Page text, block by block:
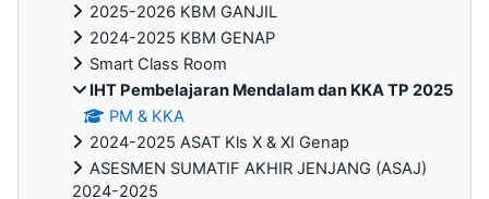
2025-2026 KBM GANJIL
2024-2025 KBM GENAP
Smart Class Room
IHT Pembelajaran Mendalam dan KKA TP 2025
PM & KKA
2024-2025 ASAT Kls X & XI Genap
ASESMEN SUMATIF AKHIR JENJANG (ASAJ)
2024-2025